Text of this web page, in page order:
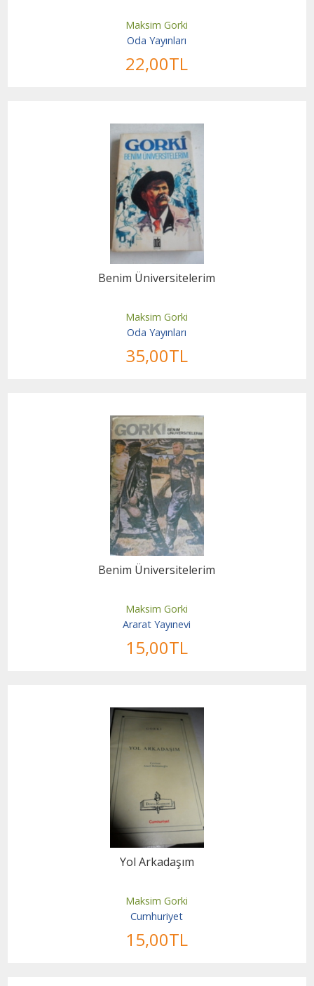
Maksim Gorki
Oda Yayınları
22,00TL
Benim Üniversitelerim
Maksim Gorki
Oda Yayınları
35,00TL
Benim Üniversitelerim
Maksim Gorki
Ararat Yayınevi
15,00TL
Yol Arkadaşım
Maksim Gorki
Cumhuriyet
15,00TL